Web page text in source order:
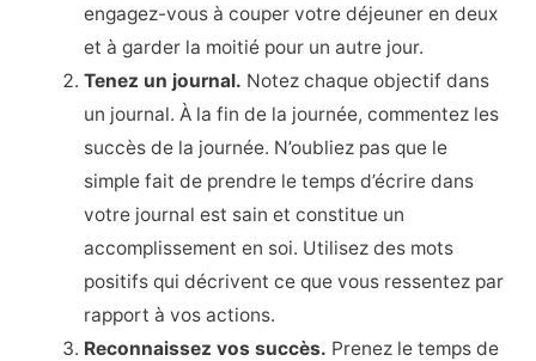
engagez-vous à couper votre déjeuner en deux
et à garder la moitié pour un autre jour.
Tenez un journal. Notez chaque objectif dans
un journal. À la fin de la journée, commentez les
succès de la journée. N’oubliez pas que le
simple fait de prendre le temps d’écrire dans
votre journal est sain et constitue un
accomplissement en soi. Utilisez des mots
positifs qui décrivent ce que vous ressentez par
rapport à vos actions.
Reconnaissez vos succès. Prenez le temps de